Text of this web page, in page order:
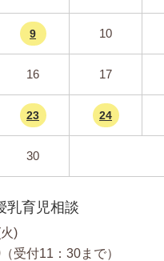
9 10
16 17
23 24
30
育児相談
)
受付11：30まで）